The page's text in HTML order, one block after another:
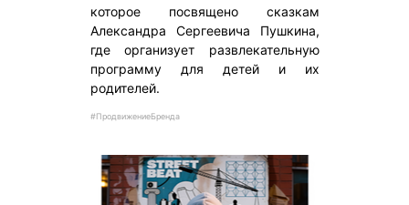
которое посвящено сказкам
Александра Сергеевича Пушкина,
где организует развлекательную
программу для детей и их
родителей.
#ПродвижениеБренда